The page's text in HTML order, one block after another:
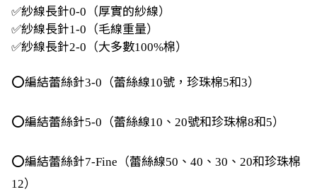
✅紗線長針0-0
（厚實的紗線）
✅紗線長針1-0
（毛線重量）
✅紗線長針2-0 （大多數100%棉）
⭕️編結蕾絲針3-0 （蕾絲線10號，珍珠棉5和3）
⭕️編結蕾絲針5-0 （蕾絲線10 、 20號和珍珠棉8和5）
⭕️編結蕾絲針7-Fine （蕾絲線50 、 40 、 30 、 20和珍珠棉
12）